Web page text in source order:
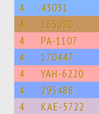
4 43031
4 163080
4 PA-1107
4 170447
4 YAH-6220
4 295488
4 KAE-5722